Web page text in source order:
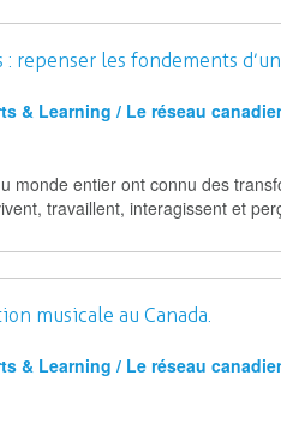
: repenser les fondements
& Learning / Le réseau
monde entier ont connu des
travaillent, interagissent et
musicale au Canada.
& Learning / Le réseau